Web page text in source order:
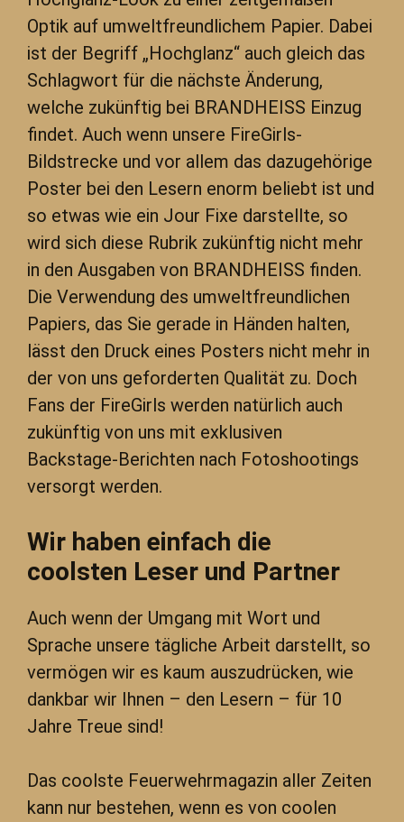
Optik auf umweltfreundlichem Papier. Dabei
ist der Begriff „Hochglanz“ auch gleich das
Schlagwort für die nächste Änderung,
welche zukünftig bei BRANDHEISS Einzug
findet. Auch wenn unsere FireGirls-
Bildstrecke und vor allem das dazugehörige
Poster bei den Lesern enorm beliebt ist und
so etwas wie ein Jour Fixe darstellte, so
wird sich diese Rubrik zukünftig nicht mehr
in den Ausgaben von BRANDHEISS finden.
Die Verwendung des umweltfreundlichen
Papiers, das Sie gerade in Händen halten,
lässt den Druck eines Posters nicht mehr in
der von uns geforderten Qualität zu. Doch
Fans der FireGirls werden natürlich auch
zukünftig von uns mit exklusiven
Backstage-Berichten nach Fotoshootings
versorgt werden.
Wir haben einfach die
coolsten Leser und Partner
Auch wenn der Umgang mit Wort und
Sprache unsere tägliche Arbeit darstellt, so
vermögen wir es kaum auszudrücken, wie
dankbar wir Ihnen – den Lesern – für 10
Jahre Treue sind!
Das coolste Feuerwehrmagazin aller Zeiten
kann nur bestehen, wenn es von coolen